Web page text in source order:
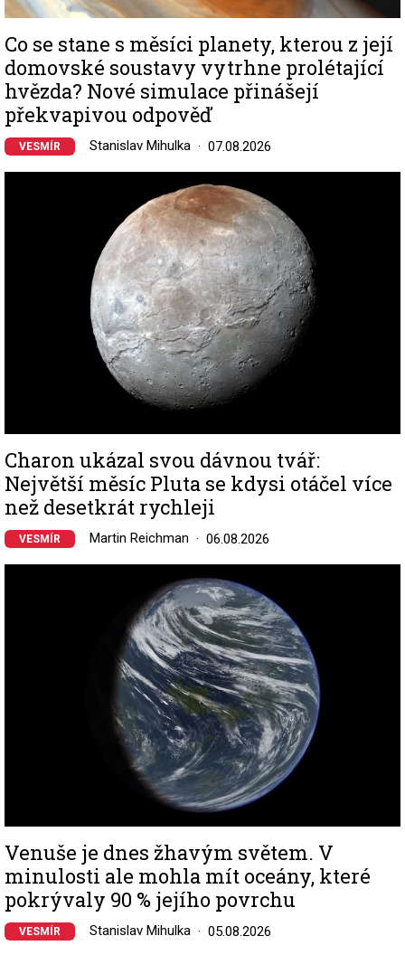
Co se stane s měsíci planety, kterou z její
domovské soustavy vytrhne prolétající
hvězda? Nové simulace přinášejí
překvapivou odpověď
VESMÍR Stanislav Mihulka 07.08.2026
Charon ukázal svou dávnou tvář:
Největší měsíc Pluta se kdysi otáčel více
než desetkrát rychleji
VESMÍR Martin Reichman 06.08.2026
Venuše je dnes žhavým světem. V
minulosti ale mohla mít oceány, které
pokrývaly 90 % jejího povrchu
VESMÍR Stanislav Mihulka 05.08.2026